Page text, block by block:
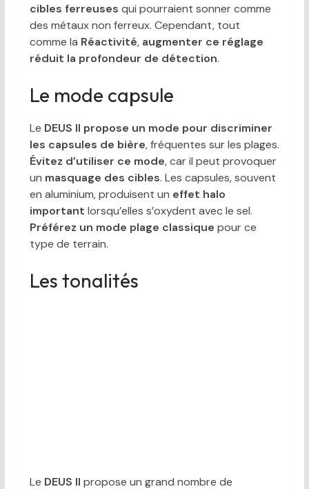
cibles ferreuses qui pourraient sonner comme
des métaux non ferreux. Cependant, tout
comme la Réactivité, augmenter ce réglage
réduit la profondeur de détection.
Le mode capsule
Le DEUS II propose un mode pour discriminer
les capsules de bière, fréquentes sur les plages.
Évitez d’utiliser ce mode, car il peut provoquer
un masquage des cibles. Les capsules, souvent
en aluminium, produisent un effet halo
important lorsqu’elles s’oxydent avec le sel.
Préférez un mode plage classique pour ce
type de terrain.
Les tonalités
Le DEUS II propose un grand nombre de